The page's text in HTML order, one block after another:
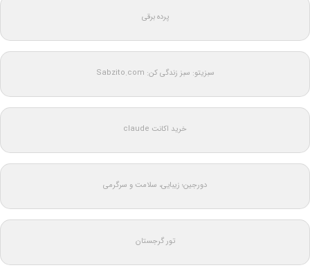
پرده برقی
سبزیتو: سبز زندگی کن: Sabzito.com
خرید اکانت claude
دورجین؛ زیبایی، سلامت و سرگرمی
تور گرجستان